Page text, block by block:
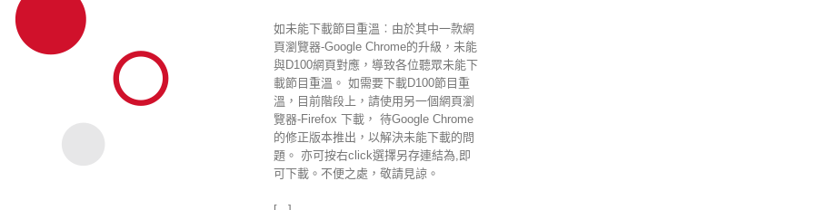
如未能下載節目重溫︰由於其中一款網
頁瀏覽器-Google Chrome的升級，未能
與D100網頁對應，導致各位聽眾未能下
載節目重溫。 如需要下載D100節目重
溫，目前階段上，請使用另一個網頁瀏
覽器-Firefox 下載， 待Google Chrome
的修正版本推出，以解決未能下載的問
題。 亦可按右click選擇另存連結為,即
可下載。不便之處，敬請見諒。